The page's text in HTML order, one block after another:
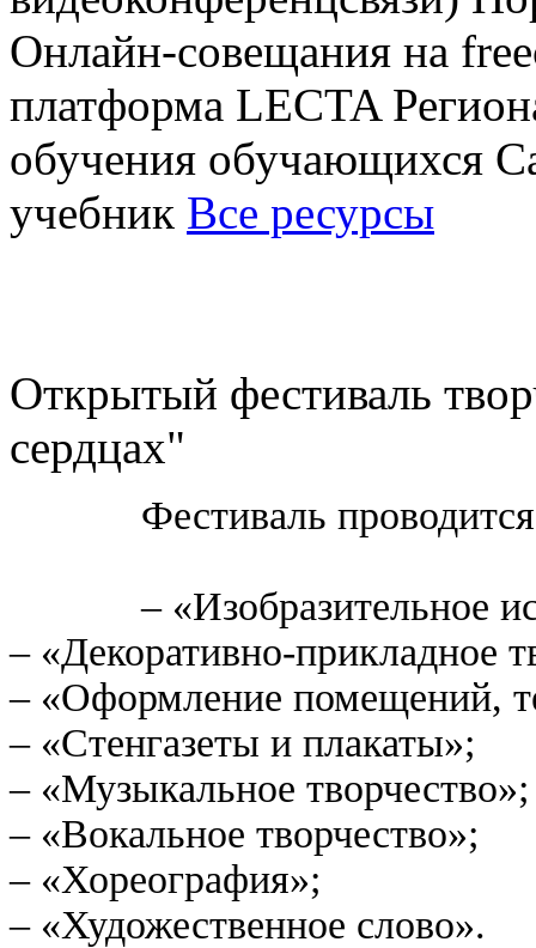
Онлайн-совещания на
платформа LECTA
обучения обучающихся
учебник Все ресурсы
Открытый фестиваль
сердцах"
Фестиваль
– «Изобразительное
– «Декоративно-прикладное
– «Оформление помещений,
– «Стенгазеты и плакаты»;
– «Музыкальное творчество»;
– «Вокальное творчество»;
– «Хореография»;
– «Художественное слово».